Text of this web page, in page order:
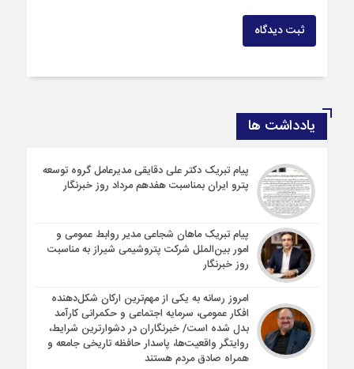
ثبت دیدگاه
یادداشت ها
پیام تبریک دکتر علی دقایقی مدیرعامل گروه توسعه
پترو ایران بمناسبت هفدهم مرداد روز خبرنگار
پیام تبریک ماهان شجاعی مدیر روابط عمومی و
امور بین‌الملل شرکت پتروشیمی شیراز به مناسبت
روز خبرنگار
امروز رسانه به یکی از مهم‌ترین ارکان شکل‌دهنده
افکار عمومی، سرمایه اجتماعی و حکمرانی کارآمد
بدل شده است/ خبرنگاران در دشوارترین شرایط،
روایتگر واقعیت‌ها، پاسدار حافظه تاریخی جامعه و
همراه صادق مردم هستند